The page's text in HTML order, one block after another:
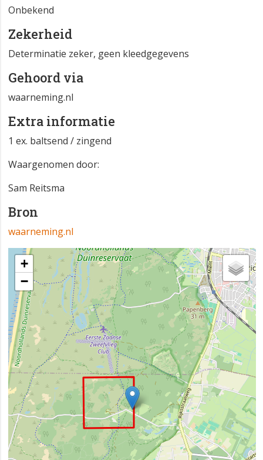
Onbekend
Zekerheid
Determinatie zeker, geen kleedgegevens
Gehoord via
waarneming.nl
Extra informatie
1 ex. baltsend / zingend
Waargenomen door:
Sam Reitsma
Bron
waarneming.nl
+
−